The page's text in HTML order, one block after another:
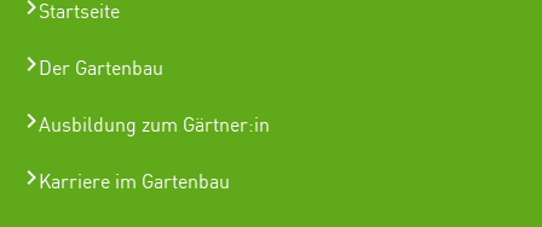
Startseite
Der Gartenbau
Ausbildung zum Gärtner:in
Karriere im Gartenbau